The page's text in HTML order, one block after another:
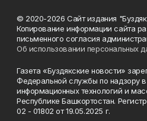
© 2020-2026 Сайт издания
Копирование информации сайта
письменного согласия
Об использовании персональных
Газета «Буздякские новости»
Федеральной службы по надзору
информационных технологий и
Республике Башкортостан.
02 - 01802 от 19.05.2025 г.